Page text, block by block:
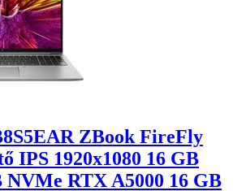
ZBook FireFly
IPS 1920x1080 16 GB
RTX A5000 16 GB